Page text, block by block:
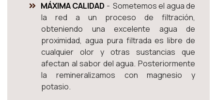
MÁXIMA CALIDAD - Sometemos el agua de
la red a un proceso de filtración,
obteniendo una excelente agua de
proximidad, agua pura filtrada es libre de
cualquier olor y otras sustancias que
afectan al sabor del agua. Posteriormente
la remineralizamos con magnesio y
potasio.